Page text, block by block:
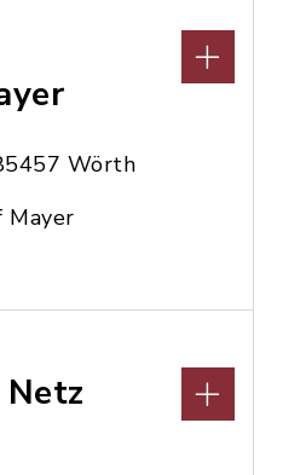
Wörth
Mayer